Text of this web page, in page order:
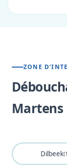
ZONE
Martens
Dilbeek